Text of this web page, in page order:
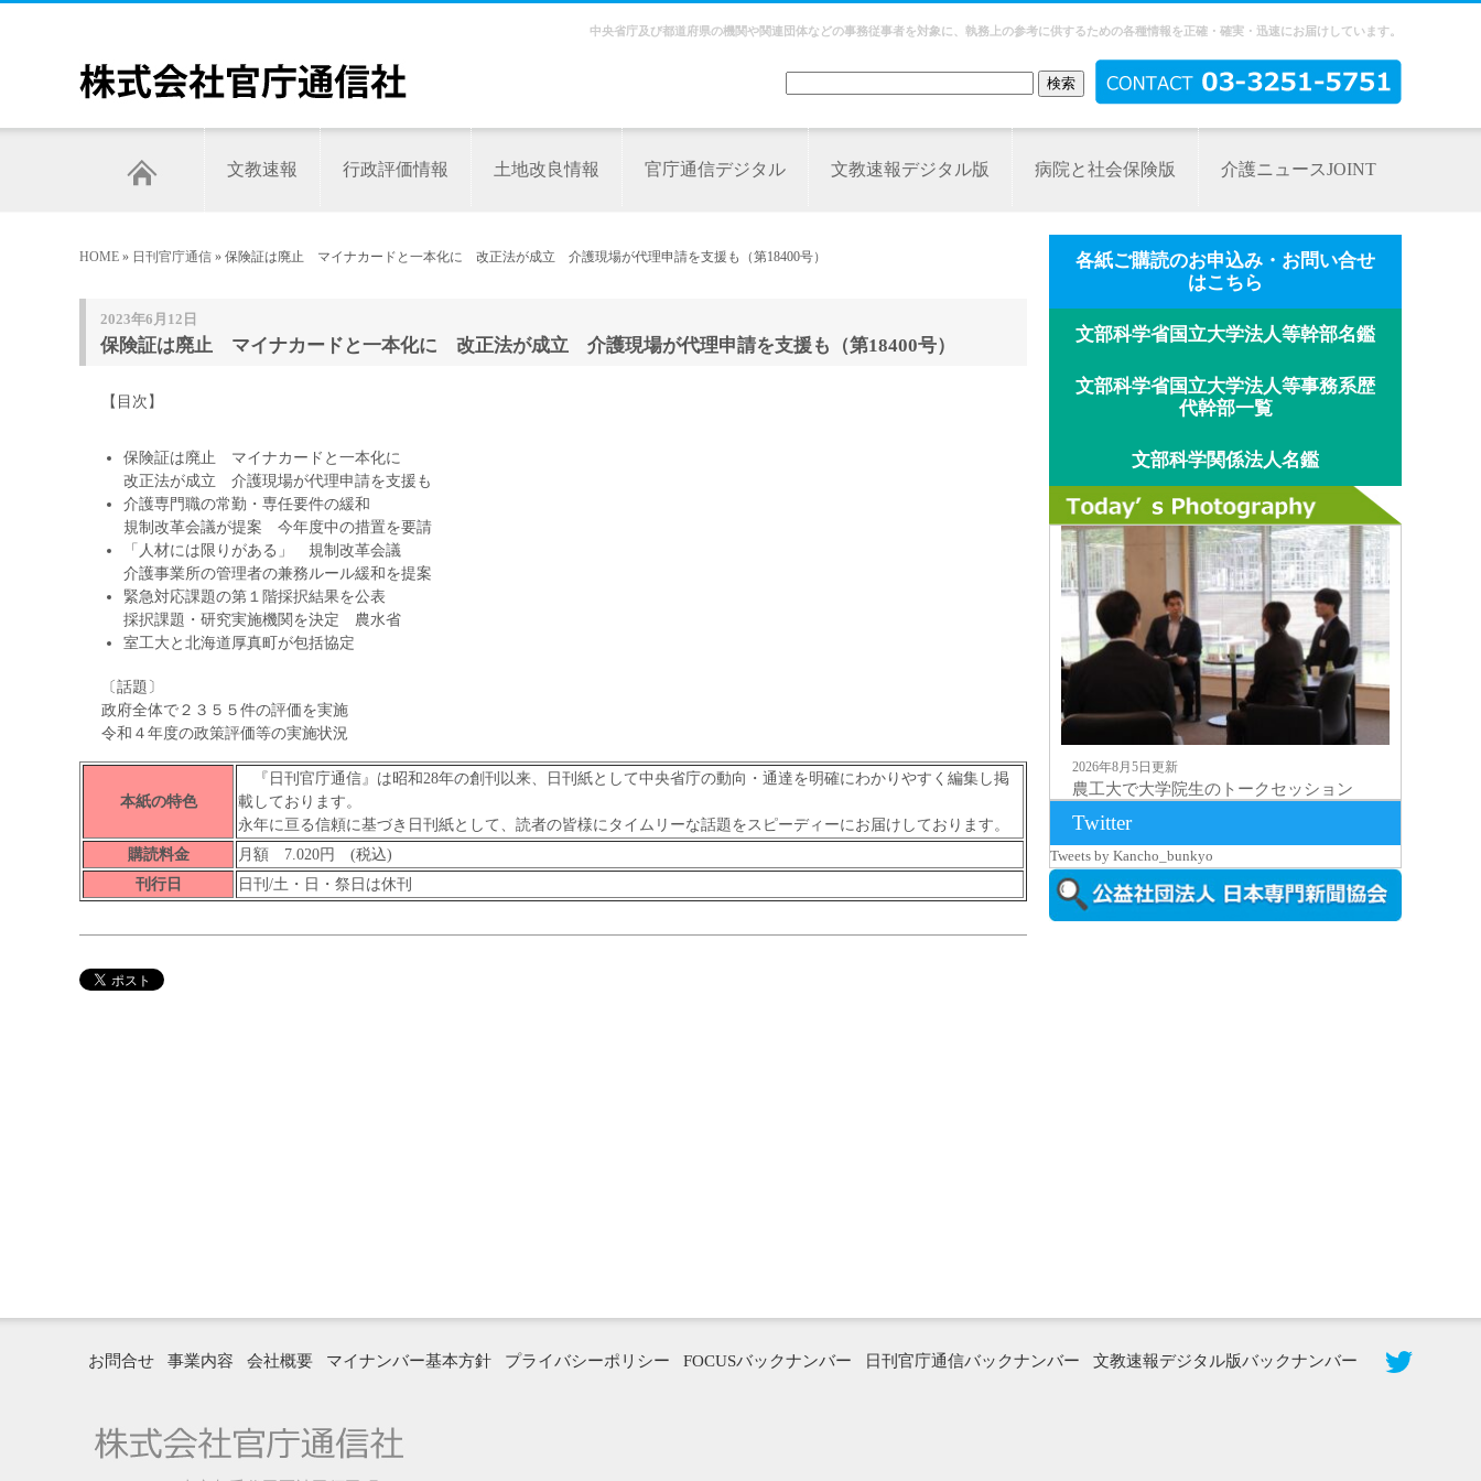
中央省庁及び都道府県の機関や関連団体などの事務従事者を対象に、執務上の参考に供するための各種情報を正確・確実・迅速にお届けしています。
文教速報 行政評価情報 土地改良情報 官庁通信デジタル 文教速報デジタル版 病院と社会保険版 介護ニュースJOINT
HOME » 日刊官庁通信 » 保険証は廃止 マイナカードと一本化に 改正法が成立 介護現場が代理申請を支援も（第18400号）
2023年6月12日
保険証は廃止 マイナカードと一本化に 改正法が成立 介護現場が代理申請を支援も（第18400号）
【目次】
保険証は廃止 マイナカードと一本化に
改正法が成立 介護現場が代理申請を支援も
介護専門職の常勤・専任要件の緩和
規制改革会議が提案 今年度中の措置を要請
「人材には限りがある」 規制改革会議
介護事業所の管理者の兼務ルール緩和を提案
緊急対応課題の第１階採択結果を公表
採択課題・研究実施機関を決定 農水省
室工大と北海道厚真町が包括協定
〔話題〕
政府全体で２３５５件の評価を実施
令和４年度の政策評価等の実施状況
本紙の特色
『日刊官庁通信』は昭和28年の創刊以来、日刊紙として中央省庁の動向・通達を明確にわかりやすく編集し掲
載しております。
永年に亘る信頼に基づき日刊紙として、読者の皆様にタイムリーな話題をスピーディーにお届けしております。
購読料金
月額 7.020円 (税込)
刊行日
日刊/土・日・祭日は休刊
各紙ご購読のお申込み・お問い合せ
はこちら
文部科学省国立大学法人等幹部名鑑
文部科学省国立大学法人等事務系歴
代幹部一覧
文部科学関係法人名鑑
2026年8月5日更新
農工大で大学院生のトークセッション
Twitter
Tweets by Kancho_bunkyo
お問合せ 事業内容 会社概要 マイナンバー基本方針 プライバシーポリシー FOCUSバックナンバー 日刊官庁通信バックナンバー 文教速報デジタル版バックナンバー